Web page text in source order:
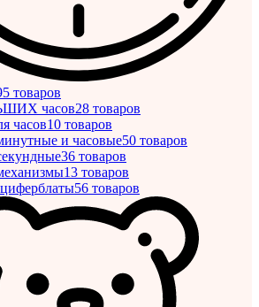
товаров
часов28 товаров
часов10 товаров
и часовые50 товаров
36 товаров
13 товаров
56 товаров